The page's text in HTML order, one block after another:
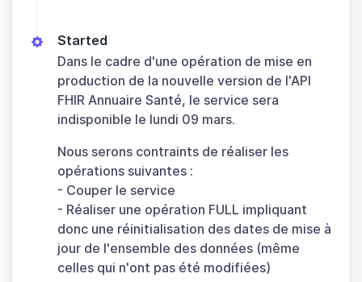
Started
Dans le cadre d'une opération de mise en
production de la nouvelle version de l'API
FHIR Annuaire Santé, le service sera
indisponible le lundi 09 mars.
Nous serons contraints de réaliser les
opérations suivantes :
- Couper le service
- Réaliser une opération FULL impliquant
donc une réinitialisation des dates de mise à
jour de l'ensemble des données (même
celles qui n'ont pas été modifiées)